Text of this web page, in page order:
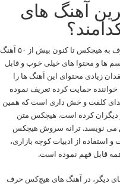
آهنگ های
سروش لشکری معروف به هیچکس تا کنون بیش از ۵۰ آهنگ
ها و محتوا های خیلی خوب و قابل
زیادی محتوای این آهنگ ها را
خواننده حمایت کرده تعریف نموده
کلفت و خش‌ داری است که همین
دیگران کرده است. هیچکس متن
می نویسد. ترانه‌ سروش هیچکس
و استفاده از ادبیات کوچه‌ بازاری،
قابل‌ فهم نموده است.
دیگر، در آهنگ های هیچ‌کس حرف